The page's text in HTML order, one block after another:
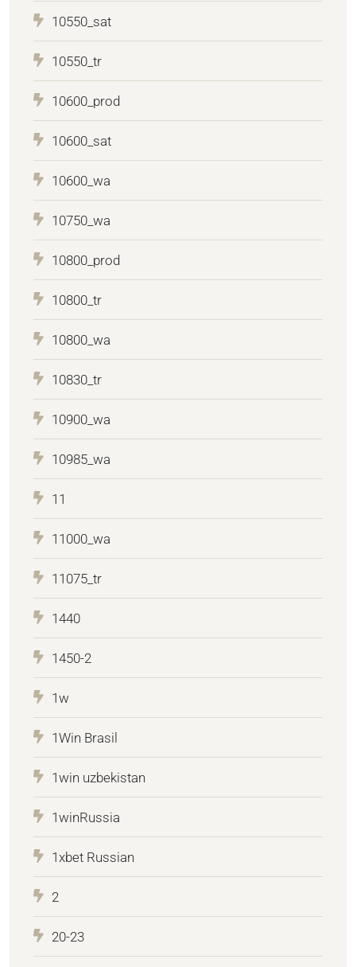
10550_sat
10550_tr
10600_prod
10600_sat
10600_wa
10750_wa
10800_prod
10800_tr
10800_wa
10830_tr
10900_wa
10985_wa
11
11000_wa
11075_tr
1440
1450-2
1w
1Win Brasil
1win uzbekistan
1winRussia
1xbet Russian
2
20-23